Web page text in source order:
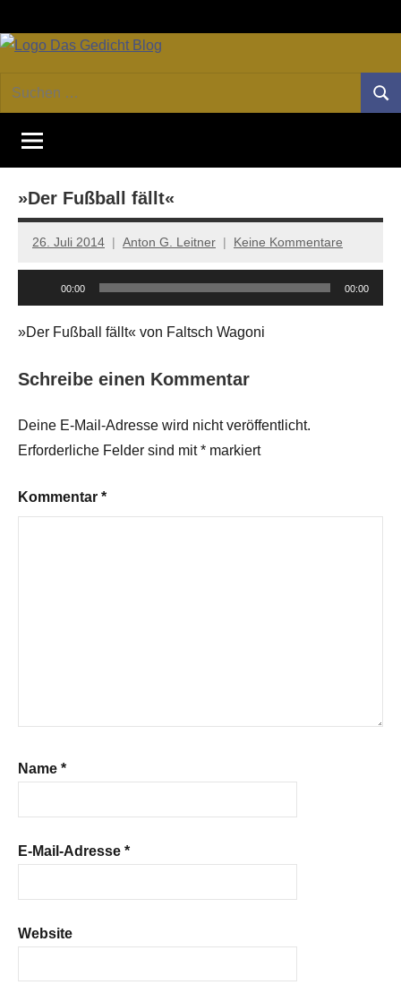
Inhalt
GEDICHT
blog
Forum
von
DAS
Lyrik,
Essay
Suchen
nach:
»Der Fußball fällt«
26. Juli 2014 Anton G. Leitner Keine Kommentare
Player
00:00 00:00
»Der Fußball fällt« von Faltsch Wagoni
Schreibe einen Kommentar
Deine E-Mail-Adresse wird nicht veröffentlicht.
Erforderliche Felder sind mit* markiert
Kommentar *
Name *
E-Mail-Adresse *
Website